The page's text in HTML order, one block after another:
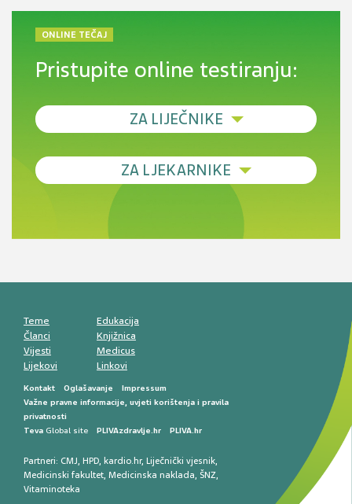
ONLINE TEČAJ
Pristupite online testiranju:
ZA LIJEČNIKE
Debljina - od prevencije do personalizirane
Novi pogled na migrenu: komorbiditeti, spolne
razlike i nove terapije
smetnji do rane onkološke dijagnostike
ZA LJEKARNIKE
Antikoagulansi u ljekarničkoj praksi –
Teme
Članci
Vijesti
Lijekovi
Edukacija
Knjižnica
Medicus
Linkovi
Kontakt Oglašavanje
Impressum
Važne pravne informacije, uvjeti korištenja i pravila
privatnosti
Teva Global site PLIVAzdravlje.hr PLIVA.hr
Partneri: CMJ, HPD, kardio.hr, Liječnički vjesnik,
Medicinski fakultet, Medicinska naklada, ŠNZ,
Vitaminoteka